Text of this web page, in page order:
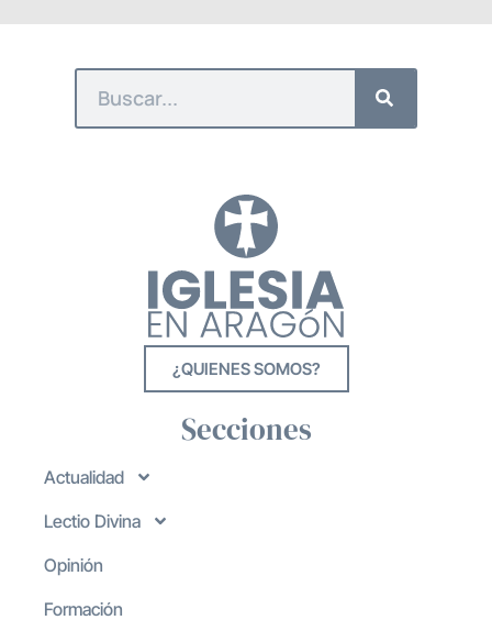
¿QUIENES SOMOS?
Secciones
Actualidad
Lectio Divina
Opinión
Formación